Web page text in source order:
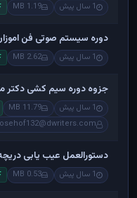
1 سال پیش 1.19 MB
دوره سیستم صوتی فن
1 سال پیش 2.62 MB
جزوه دوره سیم کشی دکتر
1 سال پیش 11.79 MB
دستورالعمل عیب یابی دریچه
1 سال پیش 0.53 MB